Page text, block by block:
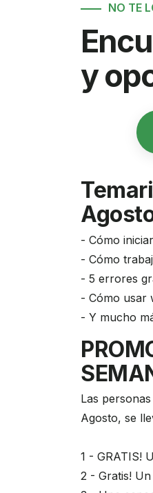
NO TE
y
- Cómo
- Cómo
- 5 errores
- Cómo usar
- Y mucho
Las
Agosto, se
1 - GRATIS!
2 - Gratis!